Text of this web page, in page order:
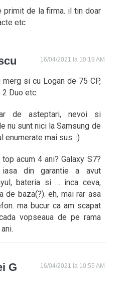
primit de la firma. il tin doar
etc
16/04/2021 la 10:19 AM
merg si cu Logan de 75 CP,
2 Duo etc.
de asteptari, nevoi si
nu sunt nici la Samsung de
enumerate mai sus. :)
acum 4 ani? Galaxy S7?
din garantie a avut
bateria si … inca ceva,
de baza(?). eh, mai rar asa
ma bucur ca am scapat
vopseaua de pe rama
G 16/04/2021 la 10:55 AM